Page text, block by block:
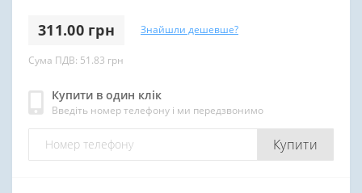
311.00 грн Знайшли дешевше?
Сума ПДВ: 51.83 грн
Купити в один клік
Введіть номер телефону і ми передзвонимо
Купити